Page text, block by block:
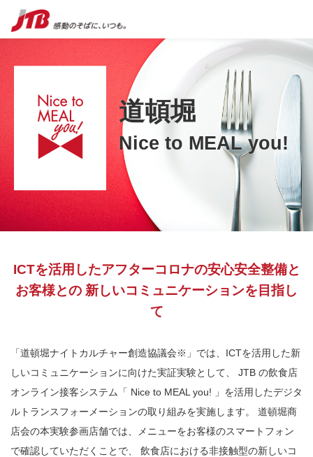
道頓堀
Nice to MEAL you!
ICTを活用したアフターコロナの安心安全整備と
お客様との 新しいコミュニケーションを目指し
て
「道頓堀ナイトカルチャー創造協議会※」では、ICTを活用した新
しいコミュニケーションに向けた実証実験として、
JTB の飲食店
オンライン接客システム「 Nice to MEAL you! 」を活用したデジタ
ルトランスフォーメーションの取り組みを実施します。
道頓堀商
店会の本実験参画店舗では、メニューをお客様のスマートフォン
で確認していただくことで、
飲食店における非接触型の新しいコ